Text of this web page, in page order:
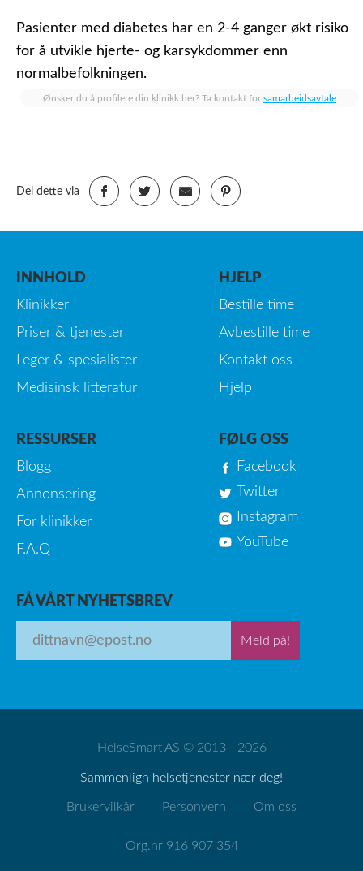
Pasienter med diabetes har en 2-4 ganger økt risiko
for å utvikle hjerte- og karsykdommer enn
normalbefolkningen.
Ønsker du å profilere din klinikk her? Ta kontakt for samarbeidsavtale
Del dette via
INNHOLD
Klinikker
Priser & tjenester
Leger & spesialister
Medisinsk litteratur
HJELP
Bestille time
Avbestille time
Kontakt oss
Hjelp
RESSURSER
Blogg
Annonsering
For klinikker
F.A.Q
FØLG OSS
Facebook
Twitter
Instagram
YouTube
FÅ VÅRT NYHETSBREV
Meld på!
HelseSmart AS © 2013 - 2026
Sammenlign helsetjenester nær deg!
Brukervilkår Personvern Om oss
Org.nr 916 907 354